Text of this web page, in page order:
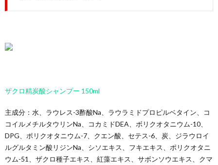
ザクロ精炭酸シャンプー 150ml
主成分：水、ラウレス-3酢酸Na、ラウラミドプロピルベタイン、コ
コイルメチルタウリンNa、コカミドDEA、ボリクオタニウム-10、
DPG、ポリクオタニウム-7、クエン酸、セテス-6、炭、ジラウロイ
ルグルタミン酸リジンNa、シソエキス、フキエキス、ポリクオタニ
ウム-51、ザクロ種子エキス、紅藻エキス、サボンソウエキス、クマ